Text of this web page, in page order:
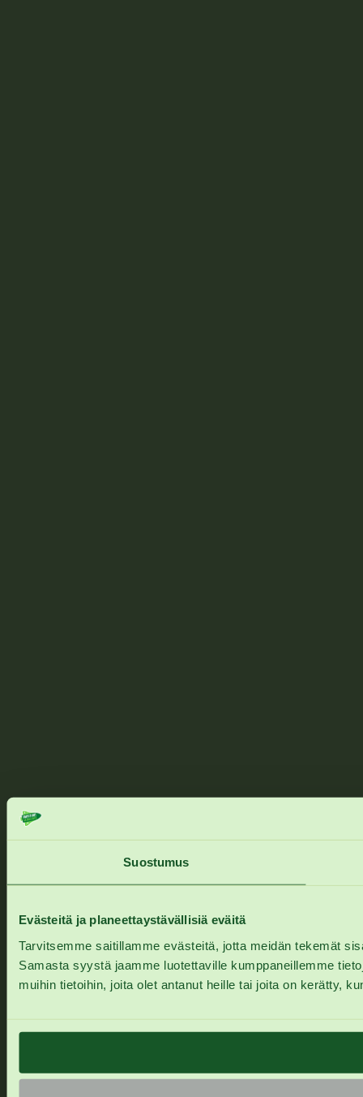
Suostumus
Evästeitä ja planeettaystävällisiä eväitä
Tarvitsemme saitillamme evästeitä, jotta meidän tekemät
Samasta syystä jaamme luotettaville kumppaneillemme
muihin tietoihin, joita olet antanut heille tai joita on kerätty,